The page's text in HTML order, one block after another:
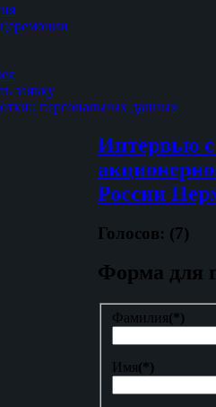
заявку
персональных данных
Интервью с
России
Голосов: (7)
Форма для
Фамилия(*)
Имя(*)